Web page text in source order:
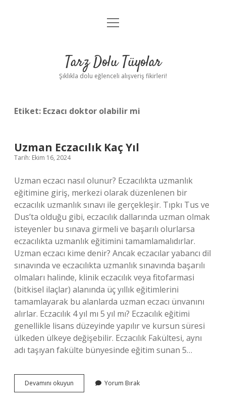
Anasayfa
Yasal Uyarı
menüyü
Tarz Dolu Tüyolar
Şıklıkla dolu eğlenceli alışveriş fikirleri!
Etiket: Eczacı doktor olabilir mi
Uzman Eczacılık Kaç Yıl
Tarih: Ekim 16, 2024
Uzman eczacı nasıl olunur? Eczacılıkta uzmanlık
eğitimine giriş, merkezi olarak düzenlenen bir
eczacılık uzmanlık sınavı ile gerçekleşir. Tıpkı Tus ve
Dus’ta olduğu gibi, eczacılık dallarında uzman olmak
isteyenler bu sınava girmeli ve başarılı olurlarsa
eczacılıkta uzmanlık eğitimini tamamlamalıdırlar.
Uzman eczacı kime denir? Ancak eczacılar yabancı dil
sınavında ve eczacılıkta uzmanlık sınavında başarılı
olmaları halinde, klinik eczacılık veya fitofarmasi
(bitkisel ilaçlar) alanında üç yıllık eğitimlerini
tamamlayarak bu alanlarda uzman eczacı ünvanını
alırlar. Eczacılık 4 yıl mı 5 yıl mı? Eczacılık eğitimi
genellikle lisans düzeyinde yapılır ve kursun süresi
ülkeden ülkeye değişebilir. Eczacılık Fakültesi, aynı
adı taşıyan fakülte bünyesinde eğitim sunan 5…
Devamını okuyun
Eczacılık
Yorum Bırak